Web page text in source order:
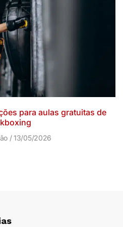
para aulas gratuitas de
13/05/2026